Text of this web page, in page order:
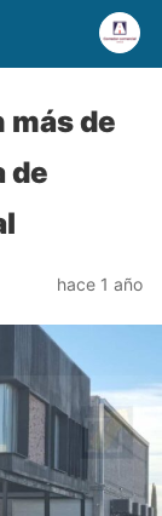
más de
de
hace 1 año